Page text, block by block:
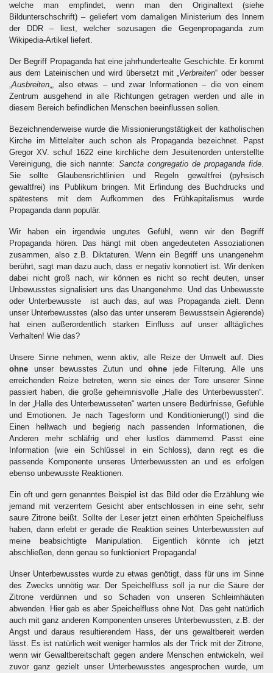
welche man empfindet, wenn man den Originaltext (siehe
Bildunterschschrift) – geliefert vom damaligen Ministerium des Innern
der DDR – liest, welcher sozusagen die Gegenpropaganda zum
Wikipedia-Artikel liefert.
Der Begriff Propaganda hat eine jahrhundertealte Geschichte. Er kommt
aus dem Lateinischen und wird übersetzt mit „Verbreiten“ oder besser
„Ausbreiten„, also etwas – und zwar Informationen – die von einem
Zentrum ausgehend in alle Richtungen getragen werden und alle in
diesem Bereich befindlichen Menschen beeinflussen sollen.
Bezeichnenderweise wurde die Missionierungstätigkeit der katholischen
Kirche im Mittelalter auch schon als Propaganda bezeichnet. Papst
Gregor XV. schuf 1622 eine kirchliche dem Jesuitenorden unterstellte
Vereinigung, die sich nannte: Sancta congregatio de propaganda fide.
Sie sollte Glaubensrichtlinien und Regeln gewaltfrei (pyhsisch
gewaltfrei) ins Publikum bringen. Mit Erfindung des Buchdrucks und
spätestens mit dem Aufkommen des Frühkapitalismus wurde
Propaganda dann populär.
Wir haben ein irgendwie ungutes Gefühl, wenn wir den Begriff
Propaganda hören. Das hängt mit oben angedeuteten Assoziationen
zusammen, also z.B. Diktaturen. Wenn ein Begriff uns unangenehm
berührt, sagt man dazu auch, dass er negativ konnotiert ist. Wir denken
dabei nicht groß nach, wir können es nicht so recht deuten, unser
Unbewusstes signalisiert uns das Unangenehme. Und das Unbewusste
oder Unterbewusste ist auch das, auf was Propaganda zielt. Denn
unser Unterbewusstes (also das unter unserem Bewusstsein Agierende)
hat einen außerordentlich starken Einfluss auf unser alltägliches
Verhalten! Wie das?
Unsere Sinne nehmen, wenn aktiv, alle Reize der Umwelt auf. Dies
ohne unser bewusstes Zutun und ohnejede Filterung. Alle uns
erreichenden Reize betreten, wenn sie eines der Tore unserer Sinne
passiert haben, die große geheimnisvolle „Halle des Unterbewussten“.
In der „Halle des Unterbewusseten“ warten unsere Bedürfnisse, Gefühle
und Emotionen. Je nach Tagesform und Konditionierung(!) sind die
Einen hellwach und begierig nach passenden Informationen, die
Anderen mehr schläfrig und eher lustlos dämmernd. Passt eine
Information (wie ein Schlüssel in ein Schloss), dann regt es die
passende Komponente unseres Unterbewussten an und es erfolgen
ebenso unbewusste Reaktionen.
Ein oft und gern genanntes Beispiel ist das Bild oder die Erzählung wie
jemand mit verzerrtem Gesicht aber entschlossen in eine sehr, sehr
saure Zitrone beißt. Sollte der Leser jetzt einen erhöhten Speichelfluss
haben, dann erlebt er gerade die Reaktion seines Unterbewussten auf
meine beabsichtigte Manipulation. Eigentlich könnte ich jetzt
abschließen, denn genau so funktioniert Propaganda!
Unser Unterbewusstes wurde zu etwas genötigt, dass für uns im Sinne
des Zwecks unnötig war. Der Speichelfluss soll ja nur die Säure der
Zitrone verdünnen und so Schaden von unseren Schleimhäuten
abwenden. Hier gab es aber Speichelfluss ohne Not. Das geht natürlich
auch mit ganz anderen Komponenten unseres Unterbewussten, z.B. der
Angst und daraus resultierendem Hass, der uns gewaltbereit werden
lässt. Es ist natürlich weit weniger harmlos als der Trick mit der Zitrone,
wenn wir Gewaltbereitschaft gegen andere Menschen entwickeln, weil
zuvor ganz gezielt unser Unterbewusstes angesprochen wurde, um